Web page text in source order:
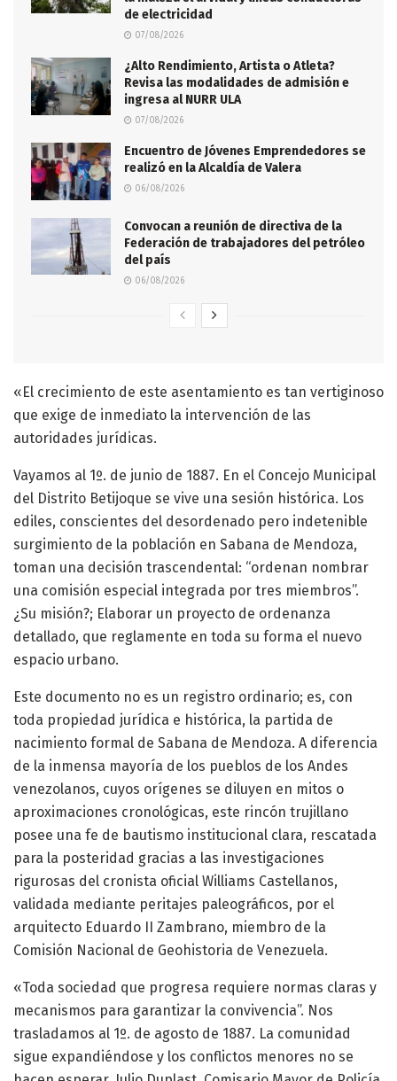
de electricidad
07/08/2026
¿Alto Rendimiento, Artista o Atleta?
Revisa las modalidades de admisión e
ingresa al NURR ULA
07/08/2026
Encuentro de Jóvenes Emprendedores se
realizó en la Alcaldía de Valera
06/08/2026
Convocan a reunión de directiva de la
Federación de trabajadores del petróleo
del país
06/08/2026
«El crecimiento de este asentamiento es tan vertiginoso
que exige de inmediato la intervención de las
autoridades jurídicas.
Vayamos al 1º. de junio de 1887. En el Concejo Municipal
del Distrito Betijoque se vive una sesión histórica. Los
ediles, conscientes del desordenado pero indetenible
surgimiento de la población en Sabana de Mendoza,
toman una decisión trascendental: “ordenan nombrar
una comisión especial integrada por tres miembros”.
¿Su misión?; Elaborar un proyecto de ordenanza
detallado, que reglamente en toda su forma el nuevo
espacio urbano.
Este documento no es un registro ordinario; es, con
toda propiedad jurídica e histórica, la partida de
nacimiento formal de Sabana de Mendoza. A diferencia
de la inmensa mayoría de los pueblos de los Andes
venezolanos, cuyos orígenes se diluyen en mitos o
aproximaciones cronológicas, este rincón trujillano
posee una fe de bautismo institucional clara, rescatada
para la posteridad gracias a las investigaciones
rigurosas del cronista oficial Williams Castellanos,
validada mediante peritajes paleográficos, por el
arquitecto Eduardo II Zambrano, miembro de la
Comisión Nacional de Geohistoria de Venezuela.
«Toda sociedad que progresa requiere normas claras y
mecanismos para garantizar la convivencia”. Nos
trasladamos al 1º. de agosto de 1887. La comunidad
sigue expandiéndose y los conflictos menores no se